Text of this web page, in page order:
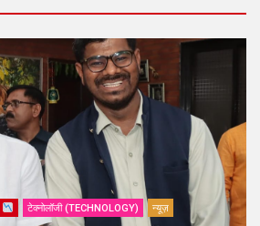
टेक्नोलॉजी (TECHNOLOGY) न्यूज़